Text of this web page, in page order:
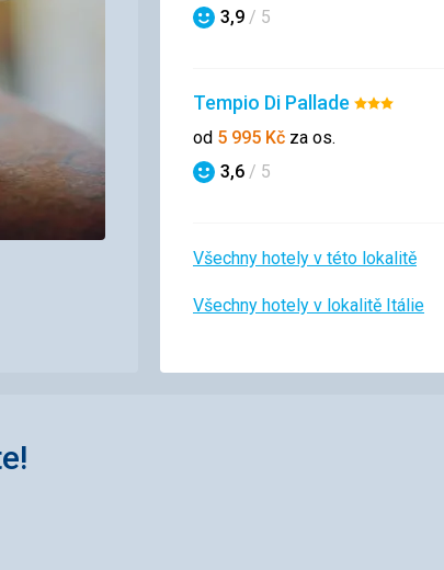
Hodnocení
3,9 / 5
Tempio Di Pallade Hodnocení:
od 5 995 Kč za os.
Hodnocení
3,6 / 5
Všechny hotely v této lokalitě
Všechny hotely v lokalitě Itálie